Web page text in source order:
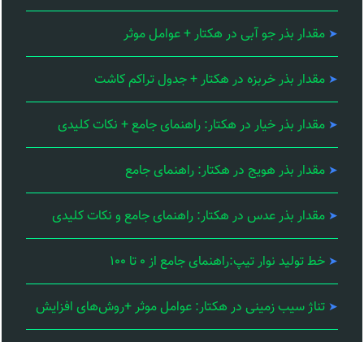
مقدار بذر جو آبی در هکتار + عوامل موثر
مقدار بذر خربزه در هکتار + جدول تراکم کاشت
مقدار بذر خیار در هکتار: راهنمای جامع + نکات کلیدی
مقدار بذر هویج در هکتار: راهنمای جامع
مقدار بذر عدس در هکتار: راهنمای جامع و نکات کلیدی
خط تولید نوار تیپ:راهنمای جامع از ۰ تا ۱۰۰
تناژ سیب زمینی در هکتار: عوامل موثر +روش‌های افزایش